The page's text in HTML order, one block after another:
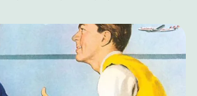
είναι η πλαγιοκεφαλία;&#13; Η
θέση των οστών του